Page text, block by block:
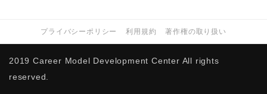
プライバシーポリシー 利用規約 著作権の取り扱い
2019 Career Model Development Center All rights
reserved.